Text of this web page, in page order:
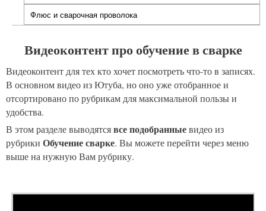
Флюс и сварочная проволока
Видеоконтент про обучение в сварке
Видеоконтент для тех кто хочет посмотреть что-то в записях.
В основном видео из Ютуба, но оно уже отобранное и
отсортировано по рубрикам для максимальной пользы и
удобства.
В этом разделе выводятся все подобранные видео из
рубрики Обучение сварке. Вы можете перейти через меню
выше на нужную Вам рубрику.